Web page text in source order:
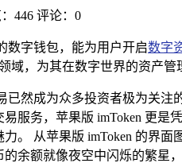
446 评论：0
数字钱包，能为用户开启数字
，为其在数字世界的资产管
然成为众多投资者极为关
服务，苹果版 imToken 更
。 从苹果版 imToken 的
余额就像夜空中闪烁的繁星